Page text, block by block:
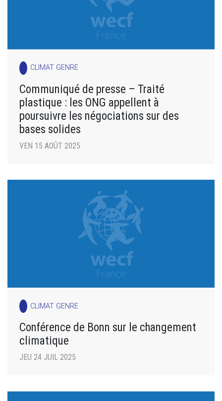
CLIMAT GENRE
Communiqué de presse – Traité
plastique : les ONG appellent à
poursuivre les négociations sur des
bases solides
VEN 15 AOÛT 2025
CLIMAT GENRE
Conférence de Bonn sur le changement
climatique
JEU 24 JUIL 2025